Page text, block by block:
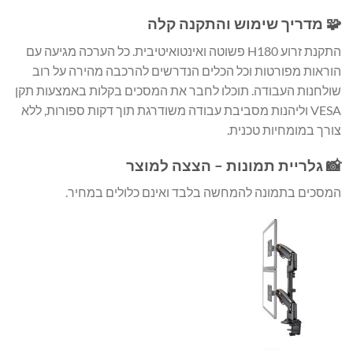
🧩 מדריך שימוש והתקנה קלה
התקנת זרוע H180 פשוטה ואינטואיטיבית. כל הערכה מגיעה עם
הוראות מפורטות וכל הכלים הנדרשים להרכבה מהירה על רוב
שולחנות העבודה. תוכלו לחבר את המסכים בקלות באמצעות תקן
VESA וליהנות מסביבת עבודה משודרגת תוך דקות ספורות, ללא
צורך במומחיות טכנית.
📸 גלריית תמונות – הצצה למוצר
המסכים בתמונה להמחשה בלבד ואינם כלולים במחיר.